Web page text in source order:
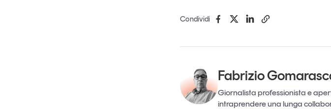
Condividi
Fabrizio
Giornalista professionista e
intraprendere una lunga